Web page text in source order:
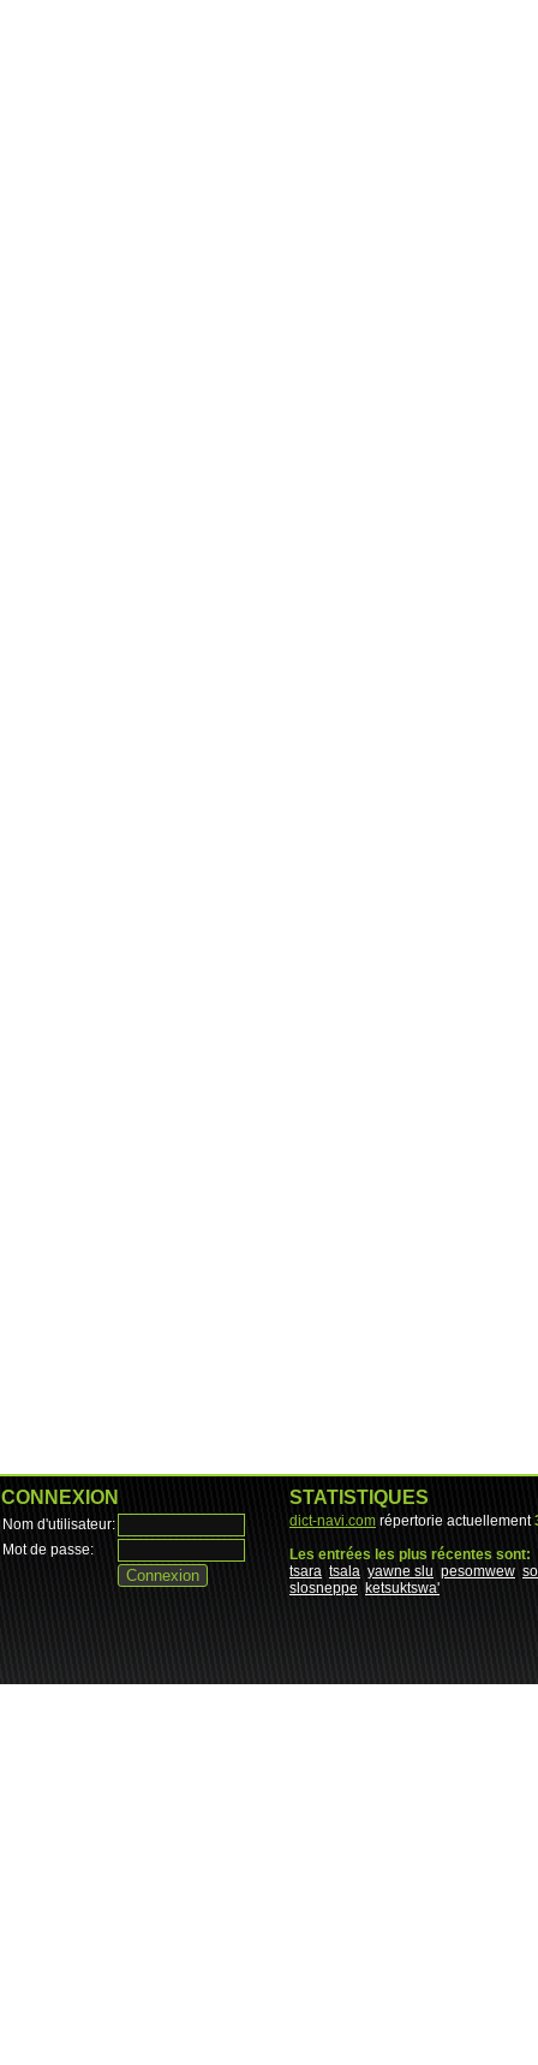
CONNEXION
Nom d'utilisateur:
Mot de passe:
STATISTIQUES
dict-navi.com répertorie actuellement
Les entrées les plus récentes sont:
tsara tsala yawne slu pesomwew
slosneppe
ketsuktswa'